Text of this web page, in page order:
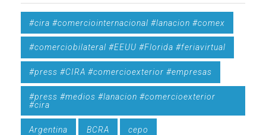
#cira #comerciointernacional #lanacion #comex
#comerciobilateral #EEUU #Florida #feriavirtual
#press #CIRA #comercioexterior #empresas
#press #medios #lanacion #comercioexterior
#cira
Argentina BCRA cepo